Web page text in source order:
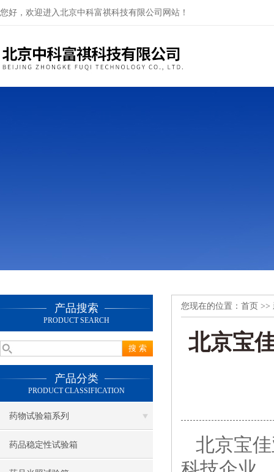
您好，欢迎进入北京中科富祺科技有限公司网站！
产品搜索
PRODUCT SEARCH
产品分类
PRODUCT CLASSIFICATION
药物试验箱系列
药品稳定性试验箱
您现在的位置： 首页 >>
北京宝
北京宝佳